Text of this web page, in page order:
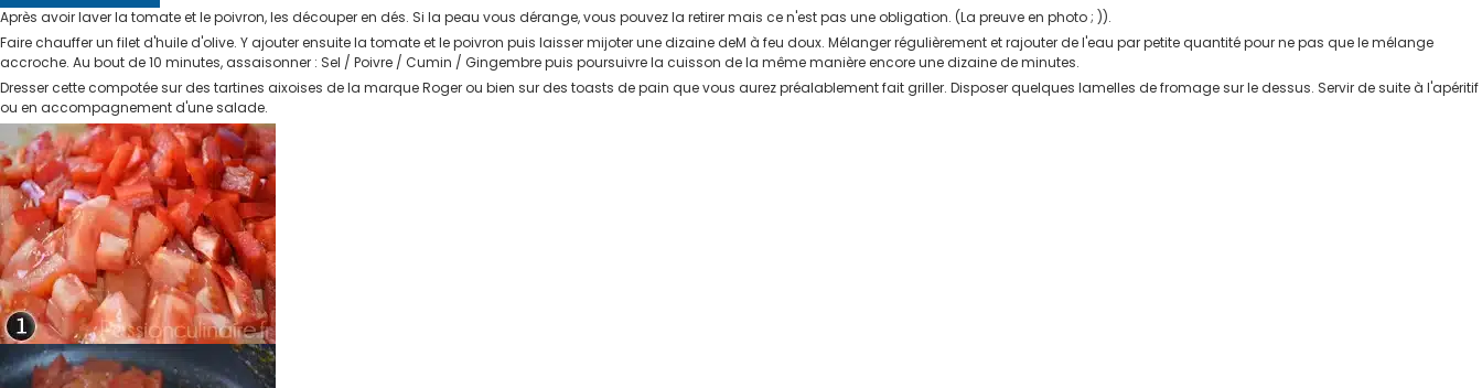
Après avoir laver la tomate et le poivron, les découper en dés. Si la peau vous dérange, vous pouvez la retirer mais ce n'est pas une obligation. (La preuve en photo ; )).
Faire chauffer un filet d'huile d'olive. Y ajouter ensuite la tomate et le poivron puis laisser mijoter une dizaine deM à feu doux. Mélanger régulièrement et rajouter de l'eau par petite quantité pour ne pas que le mélange
accroche. Au bout de 10 minutes, assaisonner : Sel / Poivre / Cumin / Gingembre puis poursuivre la cuisson de la même manière encore une dizaine de minutes.
Dresser cette compotée sur des tartines aixoises de la marque Roger ou bien sur des toasts de pain que vous aurez préalablement fait griller. Disposer quelques lamelles de fromage sur le dessus. Servir de suite à l'apéritif
ou en accompagnement d'une salade.